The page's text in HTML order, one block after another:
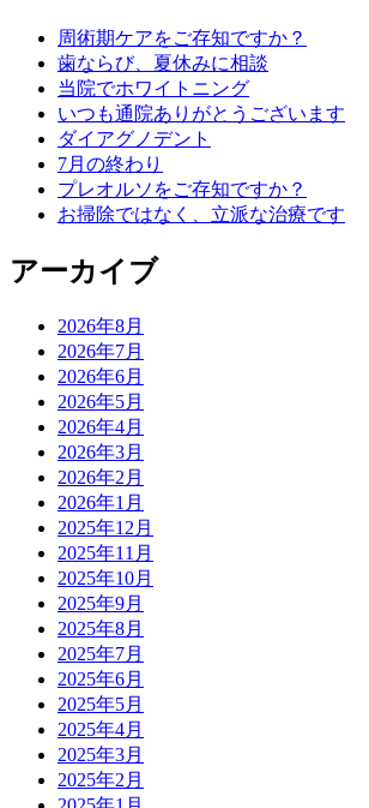
周術期ケアをご存知ですか？
歯ならび、夏休みに相談
当院でホワイトニング
いつも通院ありがとうございます
ダイアグノデント
7月の終わり
プレオルソをご存知ですか？
お掃除ではなく、立派な治療です
アーカイブ
2026年8月
2026年7月
2026年6月
2026年5月
2026年4月
2026年3月
2026年2月
2026年1月
2025年12月
2025年11月
2025年10月
2025年9月
2025年8月
2025年7月
2025年6月
2025年5月
2025年4月
2025年3月
2025年2月